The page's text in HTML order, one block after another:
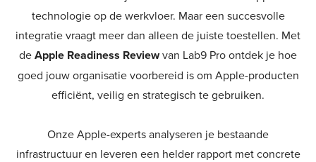
technologie op de werkvloer. Maar een succesvolle
integratie vraagt meer dan alleen de juiste toestellen. Met
deApple Readiness Reviewvan Lab9 Pro ontdek je hoe
goed jouw organisatie voorbereid is om Apple-producten
efficiënt, veilig en strategisch te gebruiken.
Onze Apple-experts analyseren je bestaande
infrastructuur en leveren een helder rapport met concrete